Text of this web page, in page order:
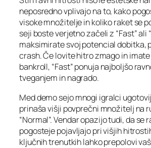
neposredno vplivajo na to, kako
visoke množitelje in koliko raket se
seji boste verjetno začeli z “Fast” ali
maksimirate svoj potencial dobitka,
crash. Če lovite hitro zmago in
bankroll, “Fast” ponuja najboljšo
tveganjem in nagrado.
Med demo sejo mnogi igralci
prinaša višji povprečni množitelj na
“Normal”. Vendar opazijo tudi, da se
pogosteje pojavljajo pri višjih
ključnih trenutkih lahko prepolovi